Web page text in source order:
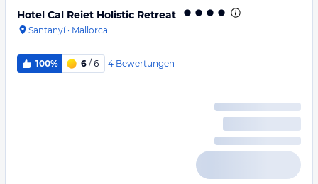
Hotel Cal Reiet Holistic Retreat
Santanyí· Mallorca
100% 6 / 6 4 Bewertungen